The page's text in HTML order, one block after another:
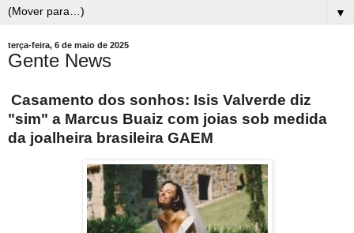
▼
terça-feira, 6 de maio de 2025
Gente News
Casamento dos sonhos: Isis Valverde diz
"sim" a Marcus Buaiz com joias sob medida
da joalheira brasileira GAEM